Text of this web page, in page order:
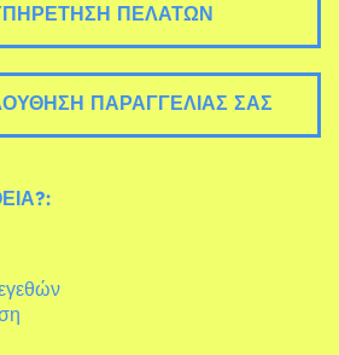
ΠΕΛΑΤΏΝ
ΠΑΡΑΓΓΕΛΊΑΣ ΣΑΣ